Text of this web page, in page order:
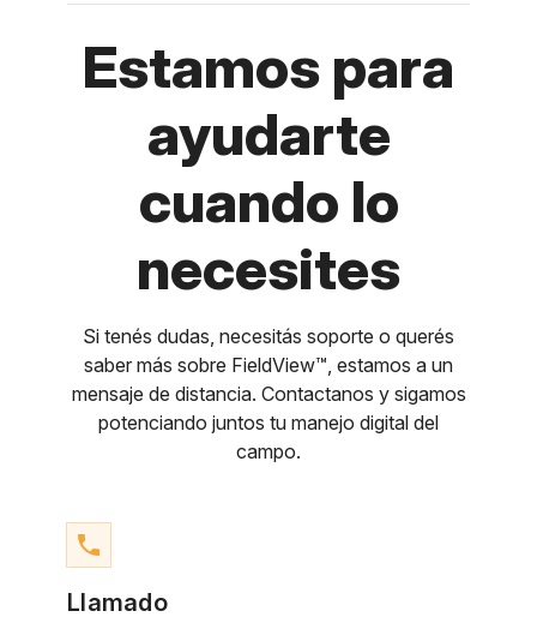
Estamos para
ayudarte
cuando lo
necesites
Si tenés dudas, necesitás soporte o querés
saber más sobre FieldView™, estamos a un
mensaje de distancia. Contactanos y sigamos
potenciando juntos tu manejo digital del
campo.
phone
Llamado